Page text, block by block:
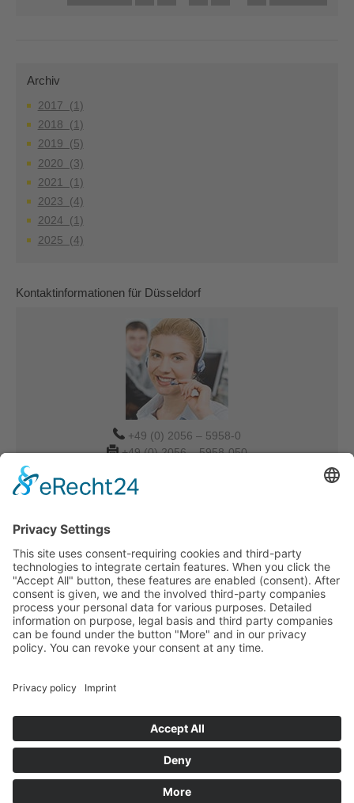
Archiv
2017 (1)
2018 (1)
2019 (5)
2020 (3)
2021 (1)
2023 (4)
2024 (1)
2025 (4)
Kontaktinformationen für Düsseldorf
+49 (0) 2056 – 5958-0
+49 (0) 2056 – 5958-050
Verkauf-DUS@tdbg.de
Overseas@tdbg.de
Eilige Transportanfrage
Ihre schnelle Transportanfrage in nur drei einfachen
Schritten. Starten Sie jetzt:
Startseite
Impressum
Datenschutz